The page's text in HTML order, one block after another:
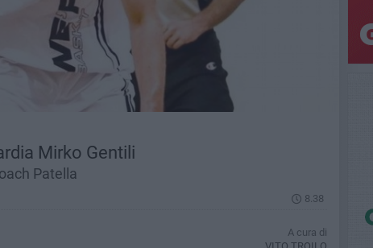
Mirko Gentili
Patella
8.38
A cura di